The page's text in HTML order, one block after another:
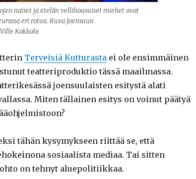
naiset ja etelän vellihousuiset miehet ovat
eri rotua. Kuva Joensuun
Kokkola
Terveisiä Kutturastaei ole ensimmäinen
teatteriproduktio tässä maailmassa.
joensuulaisten esitystä alati
Miten tällainen esitys on voinut päätyä
tähän kysymykseen riittää se, että
sosiaalista mediaa. Tai sitten
on tehnyt aluepolitiikkaa.